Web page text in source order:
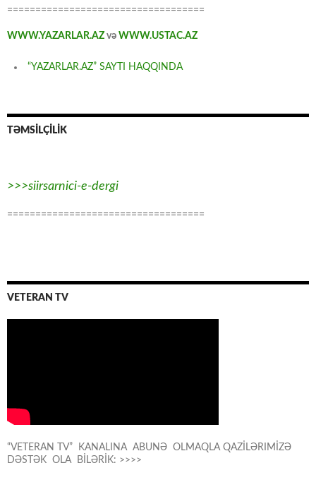
===================================
WWW.YAZARLAR.AZ və WWW.USTAC.AZ
“YAZARLAR.AZ” SAYTI HAQQINDA
TƏMSİLÇİLİK
>>>siirsarnici-e-dergi
===================================
VETERAN TV
“VETERAN TV” KANALINA ABUNƏ OLMAQLA QAZİLƏRIMİZƏ
DƏSTƏK OLA BİLƏRİK: >>>>